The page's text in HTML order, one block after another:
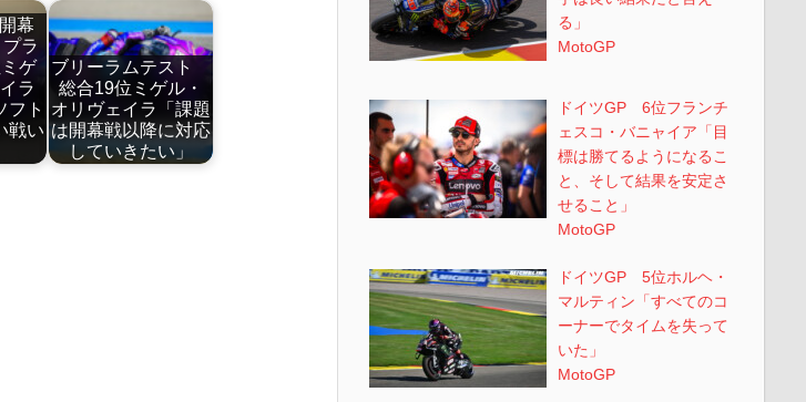
幕
ラ
ゲ
ラ
フト
戦い
ブリーラムテスト
総合19位ミゲル・
オリヴェイラ「課題
は開幕戦以降に対応
していきたい」
る」
MotoGP
ドイツGP 6位フランチ
ェスコ・バニャイア「目
標は勝てるようになるこ
と、そして結果を安定さ
せること」
MotoGP
ドイツGP 5位ホルヘ・
マルティン「すべてのコ
ーナーでタイムを失って
いた」
MotoGP